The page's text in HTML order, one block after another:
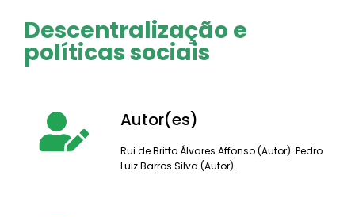
Descentralização e
políticas sociais
Autor(es)
Rui de Britto Álvares Affonso (Autor). Pedro
Luiz Barros Silva (Autor).